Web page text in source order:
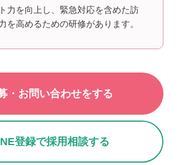
力を向上し、緊急対応を含めた訪
を高めるための研修があります。
・お問い合わせをする
登録で採用相談する